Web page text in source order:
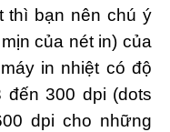
thì bạn nên chú ý
của nét in) của
in nhiệt có độ
đến 300 dpi (dots
dpi cho những